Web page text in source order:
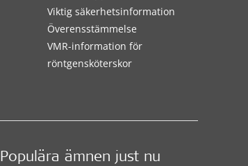
Viktig säkerhetsinformation
Överensstämmelse
VMR-information för
röntgensköterskor
Populära ämnen just nu